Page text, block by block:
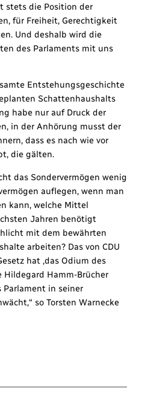
stets die Position der
für Freiheit, Gerechtigkeit
Und deshalb wird die
des Parlaments mit uns
Entstehungsgeschichte
Schattenhaushalts
habe nur auf Druck der
in der Anhörung musst der
dass es nach wie vor
die gälten.
das Sondervermögen wenig
auflegen, wenn man
kann, welche Mittel
Jahren benötigt
mit dem bewährten
arbeiten? Das von CDU
hat ‚das Odium des
Hildegard Hamm-Brücher
Parlament in seiner
so Torsten Warnecke